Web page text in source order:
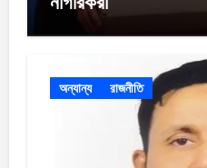
অন্যান্য রাজনীতি